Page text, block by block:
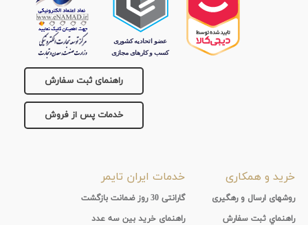
راهنمای ثبت سفارش
خدمات پس از فروش
خرید و همکاری
روشهای ارسال و رهگیری
راهنماي ثبت سفارش
خدمات ایران تایمر
گارانتی 30 روز ضمانت بازگشت
راهنمای خرید بین سه عدد